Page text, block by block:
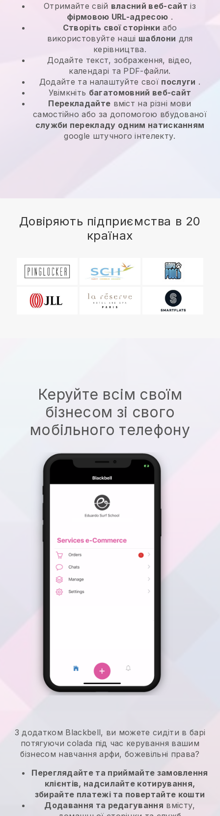
Отримайте свій власний веб-сайт із
фірмовою URL-адресою .
Створіть свої сторінки або
використовуйте наші шаблони для
керівництва.
Додайте текст, зображення, відео,
календарі та PDF-файли.
Додайте та налаштуйте свої послуги .
Увімкніть багатомовний веб-сайт
Перекладайте вміст на різні мови
самостійно або за допомогою вбудованої
служби перекладу одним натисканням
google штучного інтелекту.
Довіряють підприємства в 20
країнах
Керуйте всім своїм
бізнесом зі свого
мобільного телефону
З додатком Blackbell, ви можете сидіти в барі
потягуючи colada під час керування вашим
бізнесом навчання арфи, божевільні права?
Переглядайте та приймайте замовлення
клієнтів, надсилайте котирування,
збирайте платежі та повертайте кошти
Додавання та редагування вмісту,